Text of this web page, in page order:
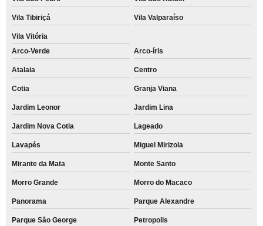
Vila Tibiriçá Vila Valparaíso
Vila Vitória
Arco-Verde
Arco-íris
Atalaia Centro
Cotia Granja Viana
Jardim Leonor Jardim Lina
Jardim Nova Cotia Lageado
Lavapés Miguel Mirizola
Mirante da Mata Monte Santo
Morro Grande Morro do Macaco
Panorama Parque Alexandre
Parque São George Petropolis